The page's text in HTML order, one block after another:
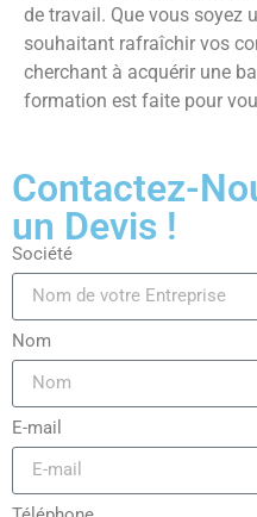
de travail. Que vous soyez
souhaitant rafraîchir vos
cherchant à acquérir une
formation est faite pour
Contactez-
un Devis !
Société
Nom
E-mail